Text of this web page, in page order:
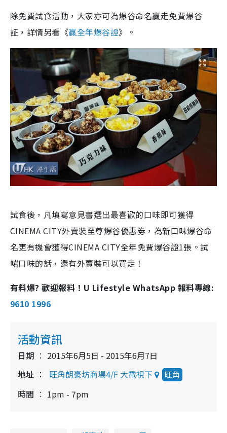
除免費試食活動，大家亦可為爆谷命名贏走免費爆谷
証，詳情另看《贏全年爆谷證》。
試食後，凡填寫意見書選出最喜歡的口味即可獲得
CINEMA CITY外賣裝至尊爆谷優惠劵，為新口味爆谷命
名更有機會獲得CINEMA CITY全年免費爆谷證1張。試
啱口味的話，還有外賣裝可以買走！
有料爆? 歡迎報料！U Lifestyle WhatsApp 報料專線:
9610 1996
活動資訊
日期
2015年6月5日 - 2015年6月7日
地址
旺角朗豪坊商場4/F 大電視下 旺角
時間 1pm - 7pm